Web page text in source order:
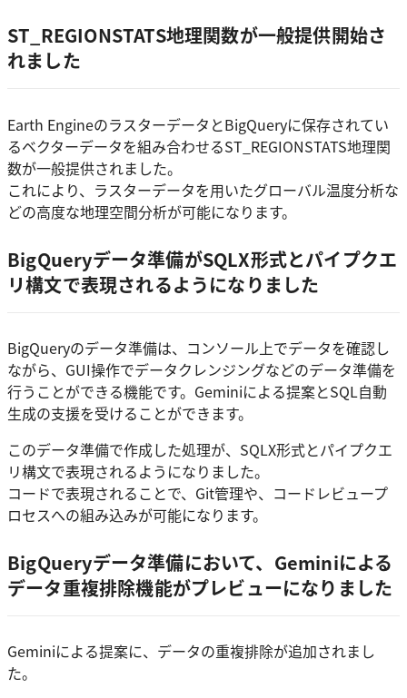
ST_REGIONSTATS地理関数が一般提供開始さ
れました
Earth EngineのラスターデータとBigQueryに保存されてい
るベクターデータを組み合わせるST_REGIONSTATS地理関
数が一般提供されました。
これにより、ラスターデータを用いたグローバル温度分析な
どの高度な地理空間分析が可能になります。
BigQueryデータ準備がSQLX形式とパイプクエ
リ構文で表現されるようになりました
BigQueryのデータ準備は、コンソール上でデータを確認し
ながら、GUI操作でデータクレンジングなどのデータ準備を
行うことができる機能です。Geminiによる提案とSQL自動
生成の支援を受けることができます。
このデータ準備で作成した処理が、SQLX形式とパイプクエ
リ構文で表現されるようになりました。
コードで表現されることで、Git管理や、コードレビュープ
ロセスへの組み込みが可能になります。
BigQueryデータ準備において、Geminiによる
データ重複排除機能がプレビューになりました
Geminiによる提案に、データの重複排除が追加されまし
た。